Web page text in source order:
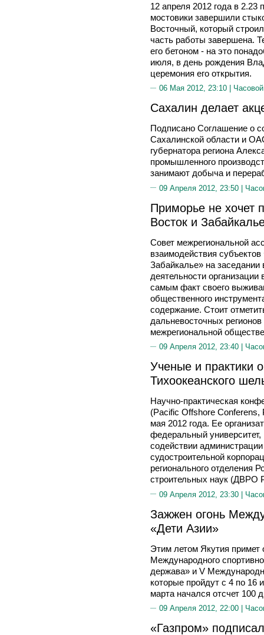
12 апреля 2012 года в 2.23
мостовики завершили
Восточный, который
часть работы завершена.
его бетоном - на это
июля, в день рождения
церемония его открытия.
06 Мая 2012, 23:10 |
Сахалин делает
Подписано Соглашение о
Сахалинской области и
губернатора региона
промышленного
занимают добыча и
09 Апреля 2012, 23:50 |
Приморье не хочет
Восток и
Совет межрегиональной
взаимодействия
Забайкалье» на заседании
деятельности организации
самым факт своего
общественного
содержание. Стоит
дальневосточных
межрегиональной
09 Апреля 2012, 23:40 |
Ученые и практики
Тихоокеанского
Научно-практическая
(Pacific Offshore Conferens,
мая 2012 года. Ее
федеральный
содействии
судостроительной
регионального отделения
строительных наук
09 Апреля 2012, 23:30 |
Зажжен огонь
«Дети Азии»
Этим летом Якутия примет
Международного
держава» и V
которые пройдут с 4 по
марта начался отсчет 100
09 Апреля 2012, 22:00 |
«Газпром»